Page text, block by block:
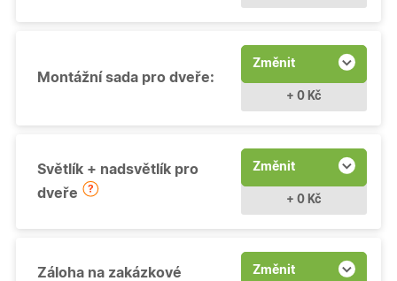
Montážní sada pro dveře:
Změnit
+ 0 Kč
Světlík + nadsvětlík pro
dveře
Změnit
+ 0 Kč
Záloha na zakázkové
Změnit